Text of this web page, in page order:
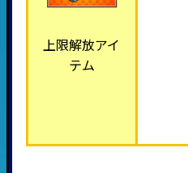
上限解放アイ
テム